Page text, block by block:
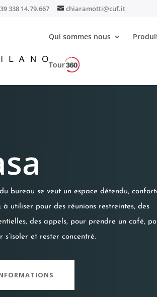
338 14.79.667 chiaramotti@cuf.it
Qui sommes nous
Tour
/ MiCasa
bureau se veut un espace détendu,
utiliser pour des réunions restreintes, des
des appels, pour prendre un café,
s’isoler et rester concentré.